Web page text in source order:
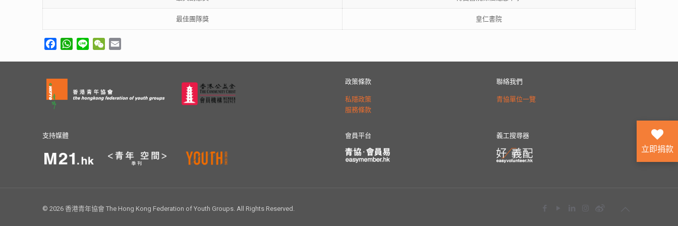
最佳團隊獎 皇仁書院
FacebookWhatsApp
Line WeChat
政策條款
私隱政策
服務條款
聯絡我們
青協單位一覽
支持媒體 會員平台 義工搜尋器
© 2026 香港青年協會 The Hong Kong Federation of Youth Groups. All Rights Reserved.
立即捐款